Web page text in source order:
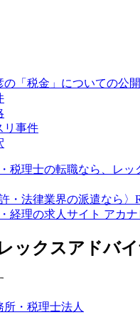
の「税金」についての公
リ事件
ックスアドバ
所・税理士法人